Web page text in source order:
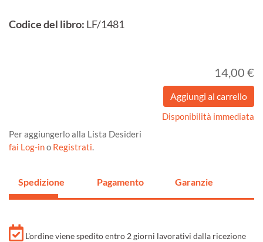
Codice del libro: LF/1481
14,00 €
Disponibilità immediata
Per aggiungerlo alla Lista Desideri
fai Log-ino Registrati.
Spedizione Pagamento Garanzie
L'ordine viene spedito entro 2 giorni lavorativi dalla ricezione